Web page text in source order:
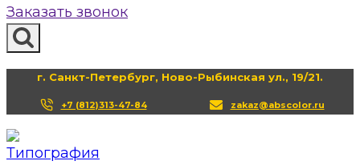
Заказать звонок
г. Санкт-Петербург, Ново-Рыбинская ул., 19/21.
+7 (812)313-47-84 zakaz@abscolor.ru